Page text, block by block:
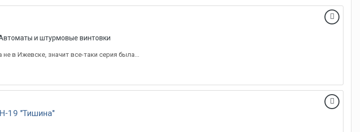
и штурмовые винтовки
не в Ижевске, значит все-таки серия была...
19 "Тишина"